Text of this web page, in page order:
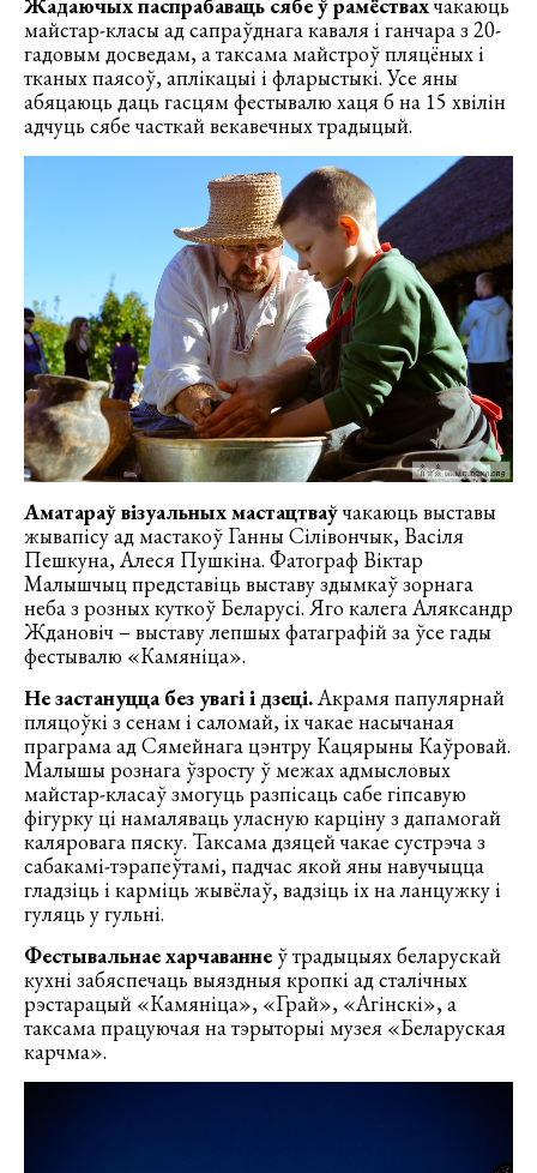
Жадаючых паспрабаваць сябе ў рамёствахчакаюць
майстар-класы ад сапраўднага каваля і ганчара з 20-
гадовым досведам, а таксама майстроў пляцёных і
тканых паясоў, аплікацыі і фларыстыкі. Усе яны
абяцаюць даць гасцям фестывалю хаця б на 15 хвілін
адчуць сябе часткай векавечных традыцый.
Аматараў візуальных мастацтваўчакаюць выставы
жывапісу ад мастакоў Ганны Сілівончык, Васіля
Пешкуна, Алеся Пушкіна. Фатограф Віктар
Малышчыц представіць выставу здымкаў зорнага
неба з розных куткоў Беларусі. Яго калега Аляксандр
Ждановіч – выставу лепшых фатаграфій за ўсе гады
фестывалю «Камяніца».
Незастануцца без увагі і дзеці.Акрамя папулярнай
пляцоўкі з сенам і саломай, іх чакае насычаная
праграма ад Сямейнага цэнтру Кацярыны Каўровай.
Малышы рознага ўзросту ў межах адмысловых
майстар-класаў змогуць разпісаць сабе гіпсавую
фігурку ці намаляваць уласную карціну з дапамогай
каляровага пяску. Таксама дзяцей чакае сустрэча з
сабакамі-тэрапеўтамі, падчас якой яны навучыцца
гладзіць і карміць жывёлаў, вадзіць іх на ланцужку і
гуляць у гульні.
Фестывальнае харчаванне ў традыцыях беларускай
кухні забяспечаць выяздныя кропкі ад сталічных
рэстарацый «Камяніца», «Грай», «Агінскі», а
таксама працуючая на тэрыторыі музея «Беларуская
карчма».